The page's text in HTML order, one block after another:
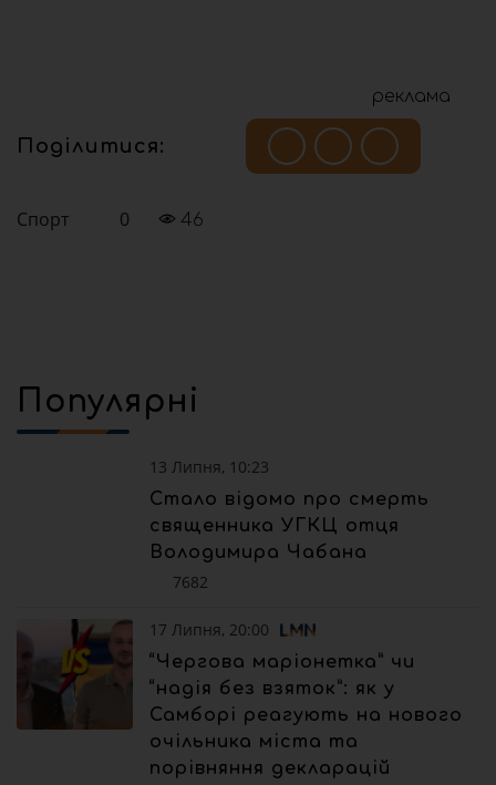
реклама
Поділитися:
Спорт 0 46
Популярні
13 Липня, 10:23
Стало відомо про смерть
священника УГКЦ отця
Володимира Чабана
7682
17 Липня, 20:00
“Чергова маріонетка” чи
“надія без взяток”: як у
Самборі реагують на нового
очільника міста та
порівняння декларацій